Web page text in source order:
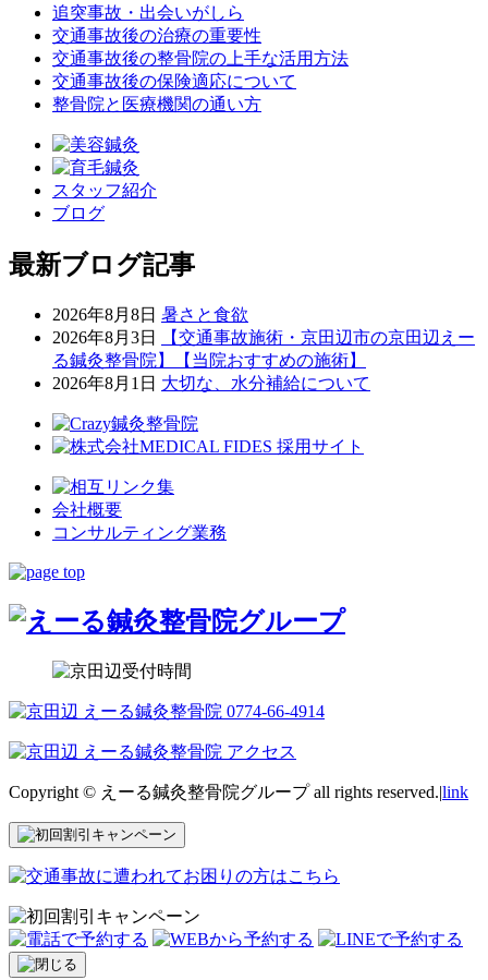
追突事故・出会いがしら
交通事故後の治療の重要性
交通事故後の整骨院の上手な活用方法
交通事故後の保険適応について
整骨院と医療機関の通い方
スタッフ紹介
ブログ
最新ブログ記事
2026年8月8日 暑さと食欲
2026年8月3日
【交通事故施術・京田辺市の京田辺えー
る鍼灸整骨院】【当院おすすめの施術】
2026年8月1日 大切な、水分補給について
会社概要
コンサルティング業務
Copyright © えーる鍼灸整骨院グループ all rights reserved.|link